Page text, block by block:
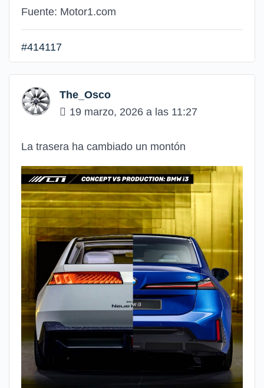
Fuente: Motor1.com
#414117
The_Osco
19 marzo, 2026 a las 11:27
La trasera ha cambiado un montón